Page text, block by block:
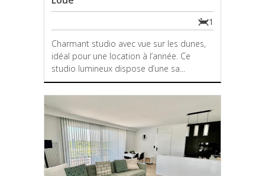
1
Charmant studio avec vue sur les dunes,
idéal pour une location à l’année. Ce
studio lumineux dispose d’une sa...